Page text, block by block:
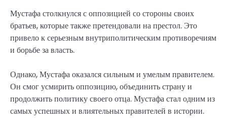
Мустафа столкнулся с оппозицией со стороны своих
братьев, которые также претендовали на престол. Это
привело к серьезным внутриполитическим противоречиям
и борьбе за власть.
Однако, Мустафа оказался сильным и умелым правителем.
Он смог усмирить оппозицию, объединить страну и
продолжить политику своего отца. Мустафа стал одним из
самых успешных и влиятельных правителей в истории.